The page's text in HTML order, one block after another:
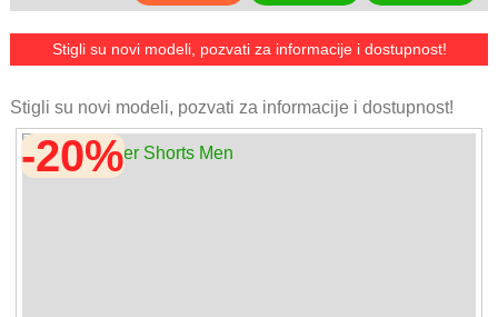
Stigli su novi modeli, pozvati za informacije i dostupnost!
Stigli su novi modeli, pozvati za informacije i dostupnost!
-20%